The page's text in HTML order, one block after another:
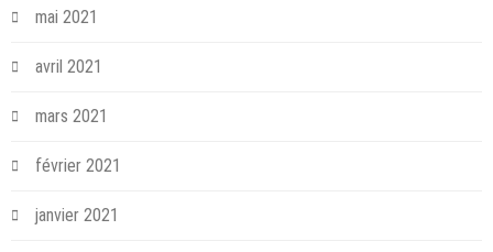
mai 2021
avril 2021
mars 2021
février 2021
janvier 2021